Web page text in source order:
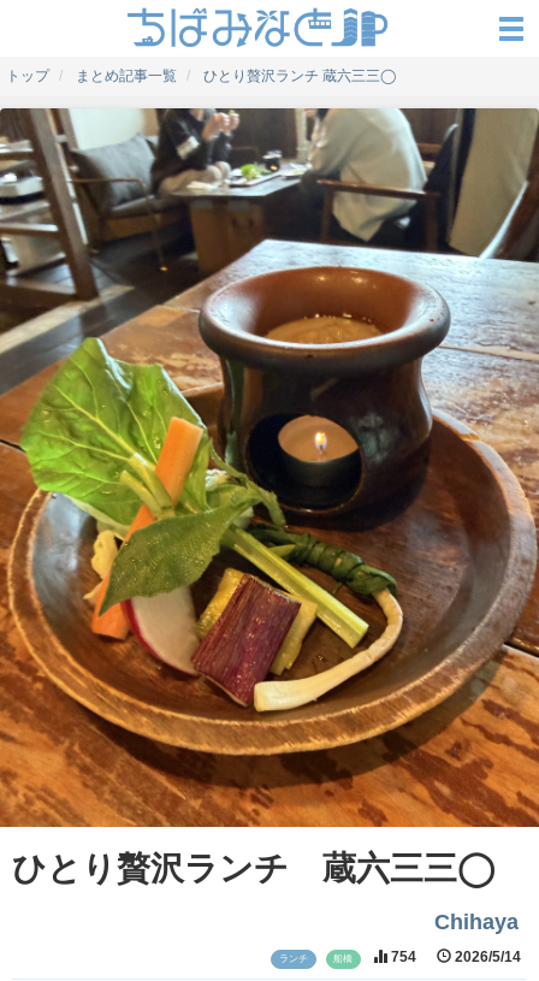
トップ まとめ記事一覧 ひとり贅沢ランチ 蔵六三三◯
ひとり贅沢ランチ 蔵六三三◯
Chihaya
ランチ 船橋 754 2026/5/14